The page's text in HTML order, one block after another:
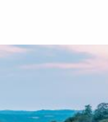
principal